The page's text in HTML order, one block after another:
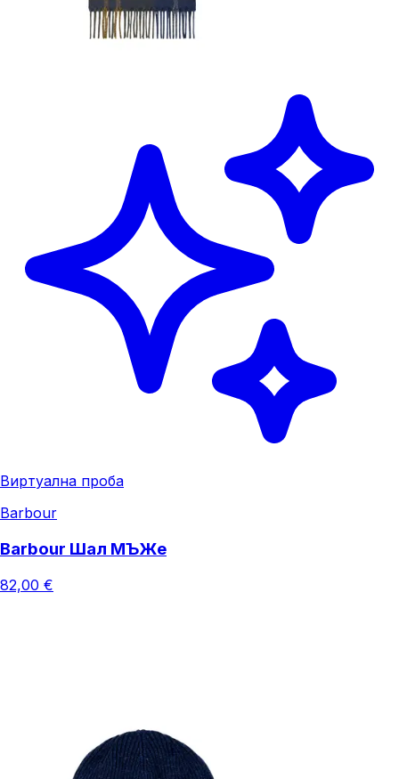
Виртуална проба
Barbour
Barbour Шал МЪЖe
82,00 €